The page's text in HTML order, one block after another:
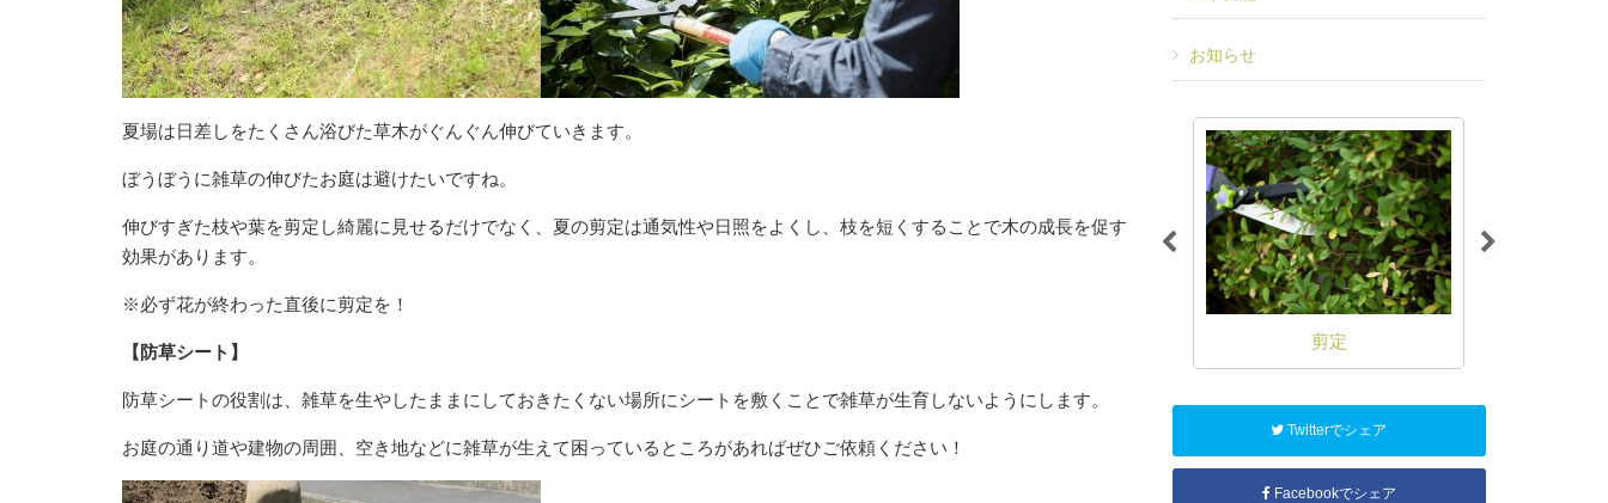
夏場は日差しをたくさん浴びた草木がぐんぐん伸びていきます。
ぼうぼうに雑草の伸びたお庭は避けたいですね。
伸びすぎた枝や葉を剪定し綺麗に見せるだけでなく、夏の剪定は通気性や日照をよくし、枝を短くすることで木の成長を促す
効果があります。
※必ず花が終わった直後に剪定を！
【防草シート】
防草シートの役割は、雑草を生やしたままにしておきたくない場所にシートを敷くことで雑草が生育しないようにします。
お庭の通り道や建物の周囲、空き地などに雑草が生えて困っているところがあればぜひご依頼ください！
お知らせ
剪定
Twitterでシェア
Facebookでシェア